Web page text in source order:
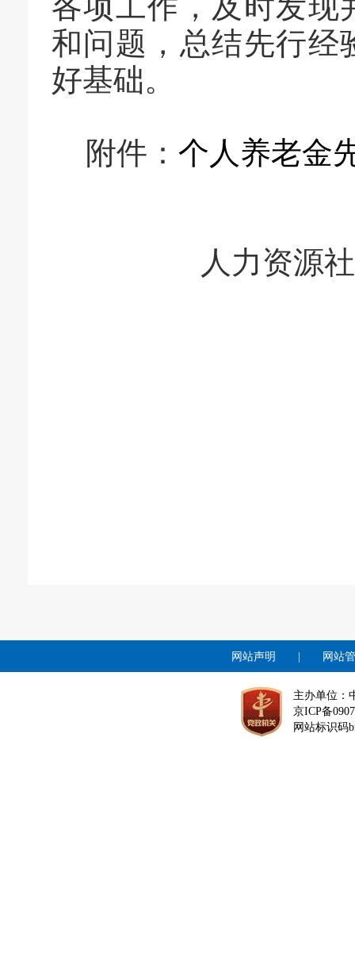
各项工作，及时发现
和问题，总结先行经
好基础。
附件： 个人养老金
人力资源
网站声明 网站
主办单位：
京ICP备
网站标识码